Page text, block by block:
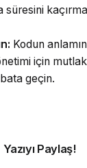
süresini
Kodun
için
geçin.
Yazıyı Paylaş!